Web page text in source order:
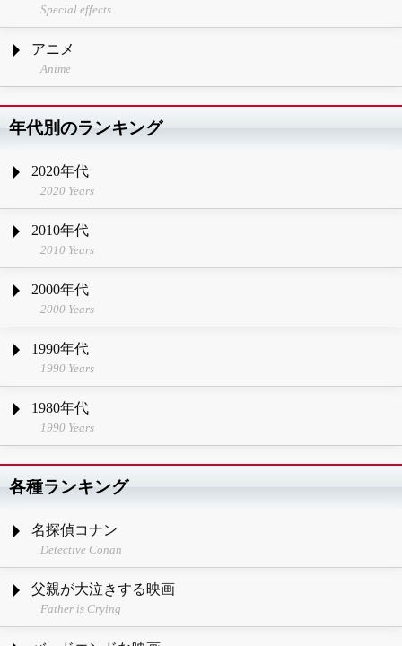
Special effects
アニメ
Anime
年代別のランキング
2020年代
2020 Years
2010年代
2010 Years
2000年代
2000 Years
1990年代
1990 Years
1980年代
1990 Years
各種ランキング
名探偵コナン
Detective Conan
父親が大泣きする映画
Father is Crying